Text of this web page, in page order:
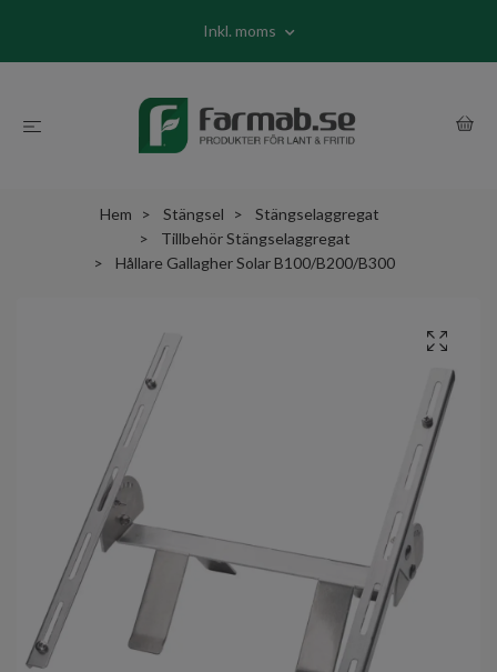
Inkl. moms
Hem Stängsel
Stängselaggregat
Tillbehör Stängselaggregat
Hållare Gallagher Solar B100/B200/B300